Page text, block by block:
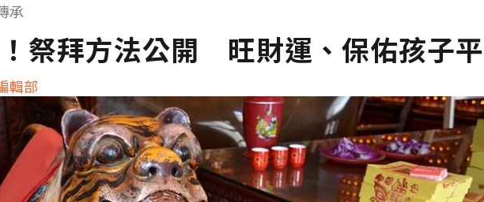
承
祭拜方法公開 旺財運、保佑孩子
輯部